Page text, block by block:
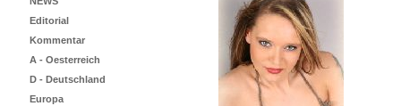
Editorial
Kommentar
A - Oesterreich
D - Deutschland
Europa